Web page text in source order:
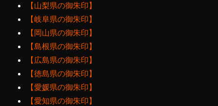
【山梨県の御朱印】
【岐阜県の御朱印】
【岡山県の御朱印】
【島根県の御朱印】
【広島県の御朱印】
【徳島県の御朱印】
【愛媛県の御朱印】
【愛知県の御朱印】